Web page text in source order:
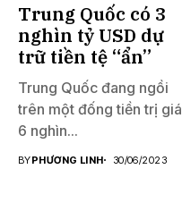
Trung Quốc có 3
nghìn tỷ USD dự
trữ tiền tệ “ẩn”
Trung Quốc đang ngồi
trên một đống tiền trị giá
6 nghìn...
BYPHƯƠNG LINH 30/06/2023